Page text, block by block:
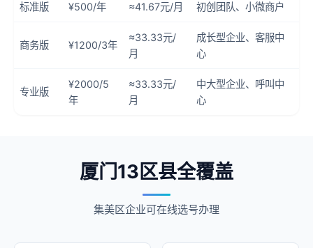
标准版 ¥500/年 ≈41.67元/月 初创团队、小微商户
商务版 ¥1200/3年
≈33.33元/
月
成长型企业、客服中
心
专业版
¥2000/5
年
≈33.33元/
月
中大型企业、呼叫中
心
厦门13区县全覆盖
集美区企业可在线选号办理